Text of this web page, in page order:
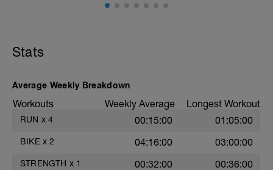
Stats
Average Weekly Breakdown
Workouts Weekly Average Longest Workout
RUN x 4 00:15:00 01:05:00
BIKE x 2 04:16:00 03:00:00
STRENGTH x 1 00:32:00 00:36:00